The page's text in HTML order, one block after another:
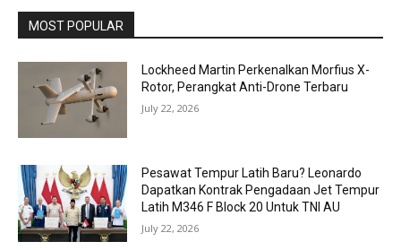
MOST POPULAR
Lockheed Martin Perkenalkan Morfius X-
Rotor, Perangkat Anti-Drone Terbaru
July 22, 2026
Pesawat Tempur Latih Baru? Leonardo
Dapatkan Kontrak Pengadaan Jet Tempur
Latih M346 F Block 20 Untuk TNI AU
July 22, 2026